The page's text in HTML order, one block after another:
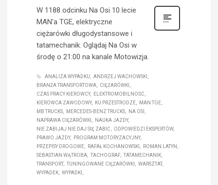
W 1188 odcinku Na Osi 10 lecie
MAN'a TGE, elektryczne
ciężarówki długodystansowe i
tatamechanik. Oglądaj Na Osi w
środę o 21:00 na kanale Motowizja.
ANALIZA WYPADKU
ANDRZEJ WACHOWSKI
BRANŻA TRANSPORTOWA
CIĘŻARÓWKI
CZAS PRACY KIEROWCY
ELEKTROMOBILNOŚĆ
KIEROWCA ZAWODOWY
KU PRZESTRODZE
MAN TGE
MB TRUCKS
MERCEDES-BENZ TRUCKS
NA OSI
NAPRAWA CIĘŻARÓWKI
NAUKA JAZDY
NIE ZABIJAJ NIE DAJ SIĘ ZABIĆ
ODPOWIEDZI EKSPERTÓW
PRAWO JAZDY
PROGRAM MOTORYZACYJNY
PRZEPISY DROGOWE
RAFAŁ KOCHANOWSKI
ROMAN LATYN
SEBASTIAN WĄTROBA
TACHOGRAF
TATAMECHANIK
TRANSPORT
TUNINGOWANE CIĘŻARÓWKI
WARSZTAT
WYPADEK
WYPADKI